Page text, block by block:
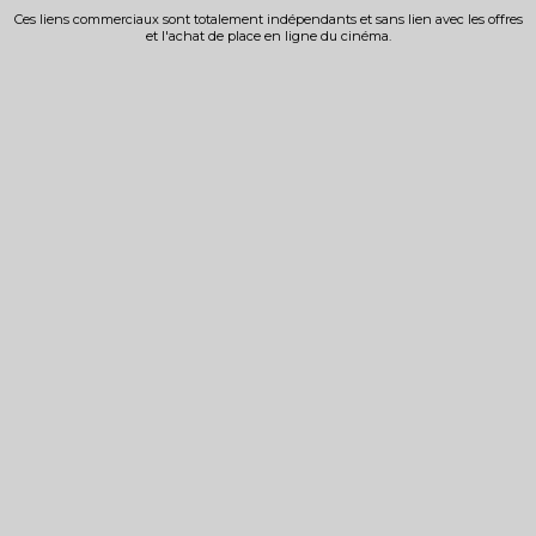
Ces liens commerciaux sont totalement indépendants et sans lien avec les offres
et l'achat de place en ligne du cinéma.